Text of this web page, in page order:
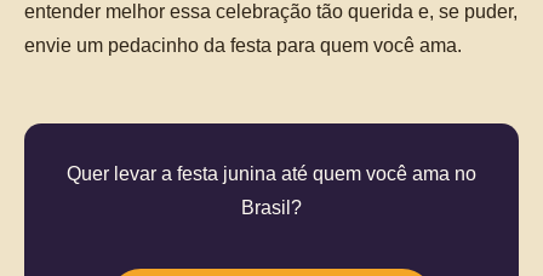
entender melhor essa celebração tão querida e, se puder,
envie um pedacinho da festa para quem você ama.
Quer levar a festa junina até quem você ama no
Brasil?